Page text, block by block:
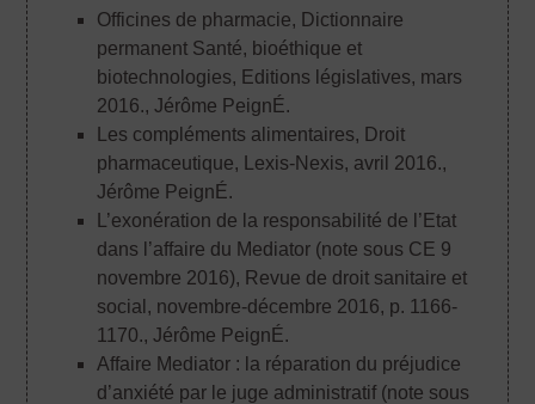
Officines de pharmacie, Dictionnaire
permanent Santé, bioéthique et
biotechnologies, Editions législatives, mars
2016., Jérôme PeignÉ.
Les compléments alimentaires, Droit
pharmaceutique, Lexis-Nexis, avril 2016.,
Jérôme PeignÉ.
L’exonération de la responsabilité de l’Etat
dans l’affaire du Mediator (note sous CE 9
novembre 2016), Revue de droit sanitaire et
social, novembre-décembre 2016, p. 1166-
1170., Jérôme PeignÉ.
Affaire Mediator : la réparation du préjudice
d’anxiété par le juge administratif (note sous